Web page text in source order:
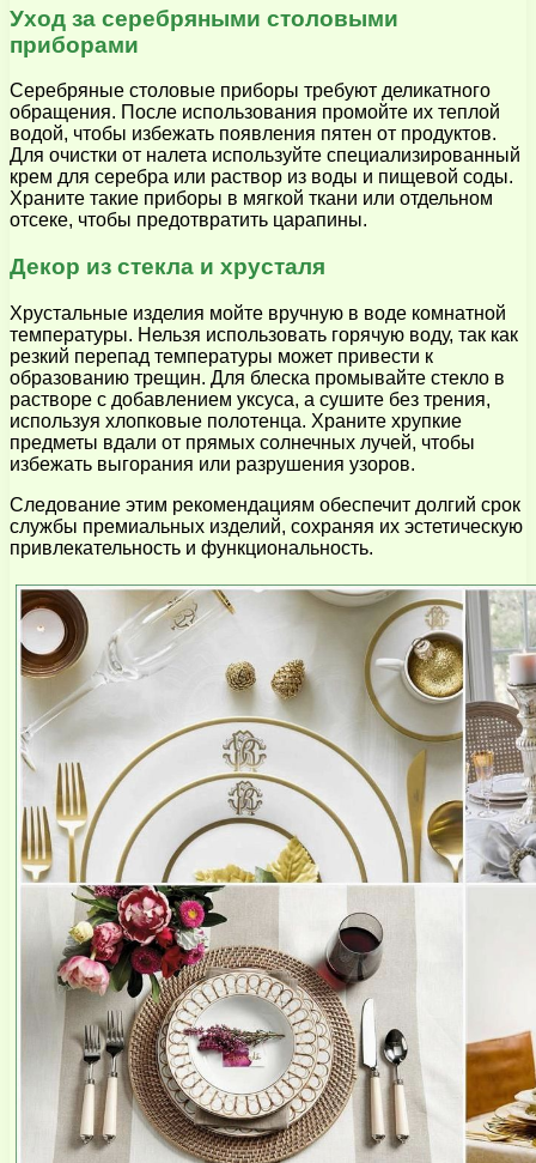
Уход за серебряными столовыми
приборами
Серебряные столовые приборы требуют деликатного
обращения. После использования промойте их теплой
водой, чтобы избежать появления пятен от продуктов.
Для очистки от налета используйте специализированный
крем для серебра или раствор из воды и пищевой соды.
Храните такие приборы в мягкой ткани или отдельном
отсеке, чтобы предотвратить царапины.
Декор из стекла и хрусталя
Хрустальные изделия мойте вручную в воде комнатной
температуры. Нельзя использовать горячую воду, так как
резкий перепад температуры может привести к
образованию трещин. Для блеска промывайте стекло в
растворе с добавлением уксуса, а сушите без трения,
используя хлопковые полотенца. Храните хрупкие
предметы вдали от прямых солнечных лучей, чтобы
избежать выгорания или разрушения узоров.
Следование этим рекомендациям обеспечит долгий срок
службы премиальных изделий, сохраняя их эстетическую
привлекательность и функциональность.